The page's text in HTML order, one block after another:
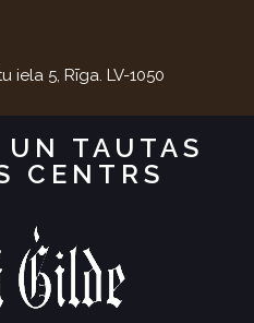
iela 5, Rīga. LV-1050
TAUTAS
CENTRS